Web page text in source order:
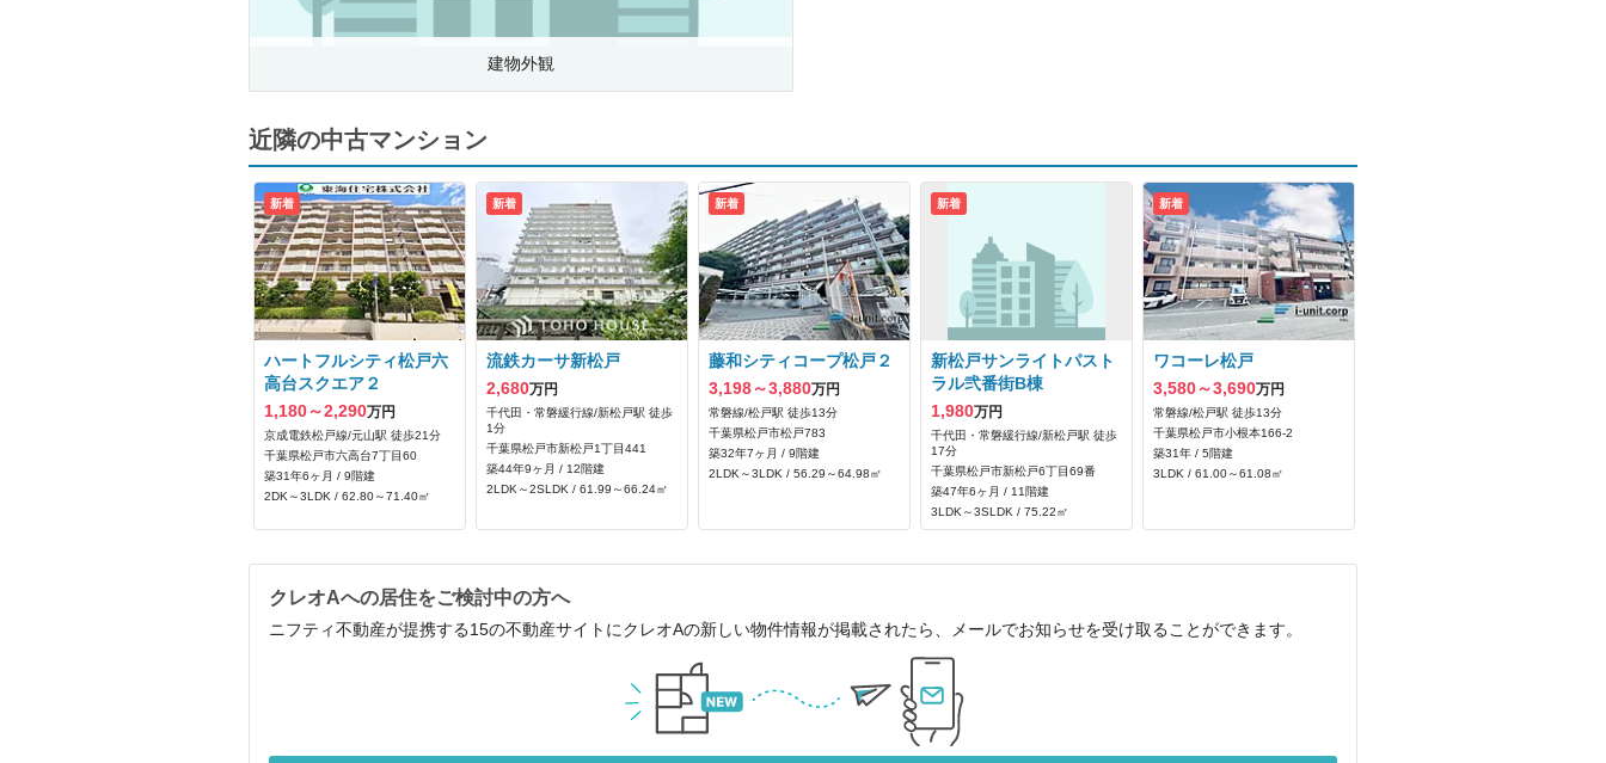
建物外観
近隣の中古マンション
新着
ハートフルシティ松戸六
高台スクエア２
1,180～2,290万円
京成電鉄松戸線/元山駅 徒歩21分
千葉県松戸市六高台7丁目60
築31年6ヶ月 / 9階建
2DK～3LDK / 62.80～71.40㎡
新着
流鉄カーサ新松戸
2,680万円
千代田・常磐緩行線/新松戸駅 徒歩
1分
千葉県松戸市新松戸1丁目441
築44年9ヶ月 / 12階建
2LDK～2SLDK / 61.99～66.24㎡
新着
藤和シティコープ松戸２
3,198～3,880万円
常磐線/松戸駅 徒歩13分
千葉県松戸市松戸783
築32年7ヶ月 / 9階建
2LDK～3LDK / 56.29～64.98㎡
新着
新松戸サンライトパスト
ラル弐番街B棟
1,980万円
千代田・常磐緩行線/新松戸駅 徒歩
17分
千葉県松戸市新松戸6丁目69番
築47年6ヶ月 / 11階建
3LDK～3SLDK / 75.22㎡
新着
ワコーレ松戸
3,580～3,690万円
常磐線/松戸駅 徒歩13分
千葉県松戸市小根本166‐2
築31年 / 5階建
3LDK / 61.00～61.08㎡
クレオAへの居住をご検討中の方へ
ニフティ不動産が提携する15の不動産サイトにクレオAの新しい物件情報が掲載されたら、メールでお知らせを受け取ることができます。